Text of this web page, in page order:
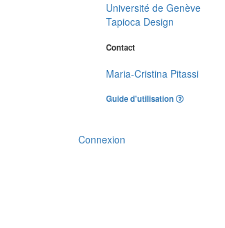
Université de Genève
Tapioca Design
Contact
Maria-Cristina Pitassi
Guide d'utilisation
Connexion